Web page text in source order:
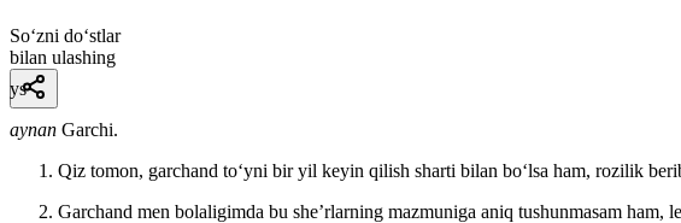
So‘zni do‘stlar
bilan ulashing
ys
aynan Garchi.
Qiz tomon, garchand toʻyni bir yil keyin qilish sharti bilan boʻlsa ham, rozilik
Garchand men bolaligimda bu sheʼrlarning mazmuniga aniq tushunmasam